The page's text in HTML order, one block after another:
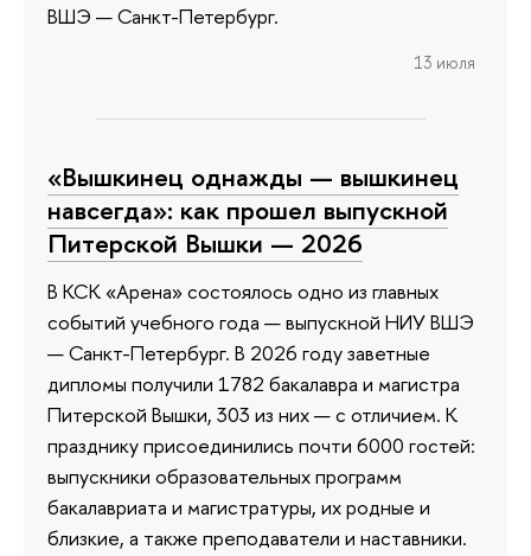
ВШЭ — Санкт-Петербург.
13 июля
«Вышкинец однажды — вышкинец
навсегда»: как прошел выпускной
Питерской Вышки — 2026
В КСК «Арена» состоялось одно из главных
событий учебного года — выпускной НИУ ВШЭ
— Санкт-Петербург. В 2026 году заветные
дипломы получили 1782 бакалавра и магистра
Питерской Вышки, 303 из них — с отличием. К
празднику присоединились почти 6000 гостей:
выпускники образовательных программ
бакалавриата и магистратуры, их родные и
близкие, а также преподаватели и наставники.